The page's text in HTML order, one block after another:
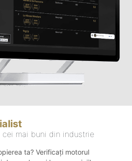
cei mai buni din industrie
ta? Verificați motorul